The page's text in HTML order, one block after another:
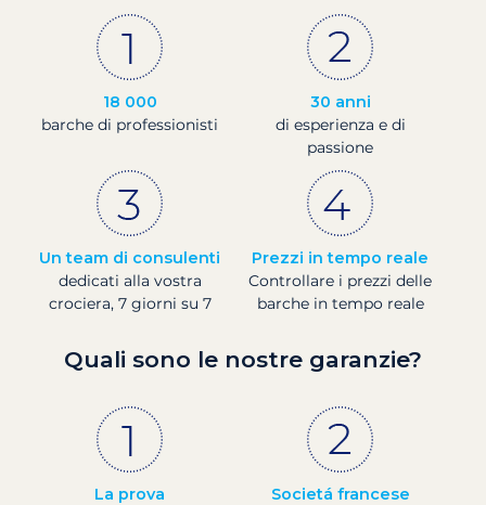
18 000
barche di professionisti
30 anni
di esperienza e di
passione
Un team di consulenti
dedicati alla vostra
crociera, 7 giorni su 7
Prezzi in tempo reale
Controllare i prezzi delle
barche in tempo reale
Quali sono le nostre garanzie?
La prova
Societá francese